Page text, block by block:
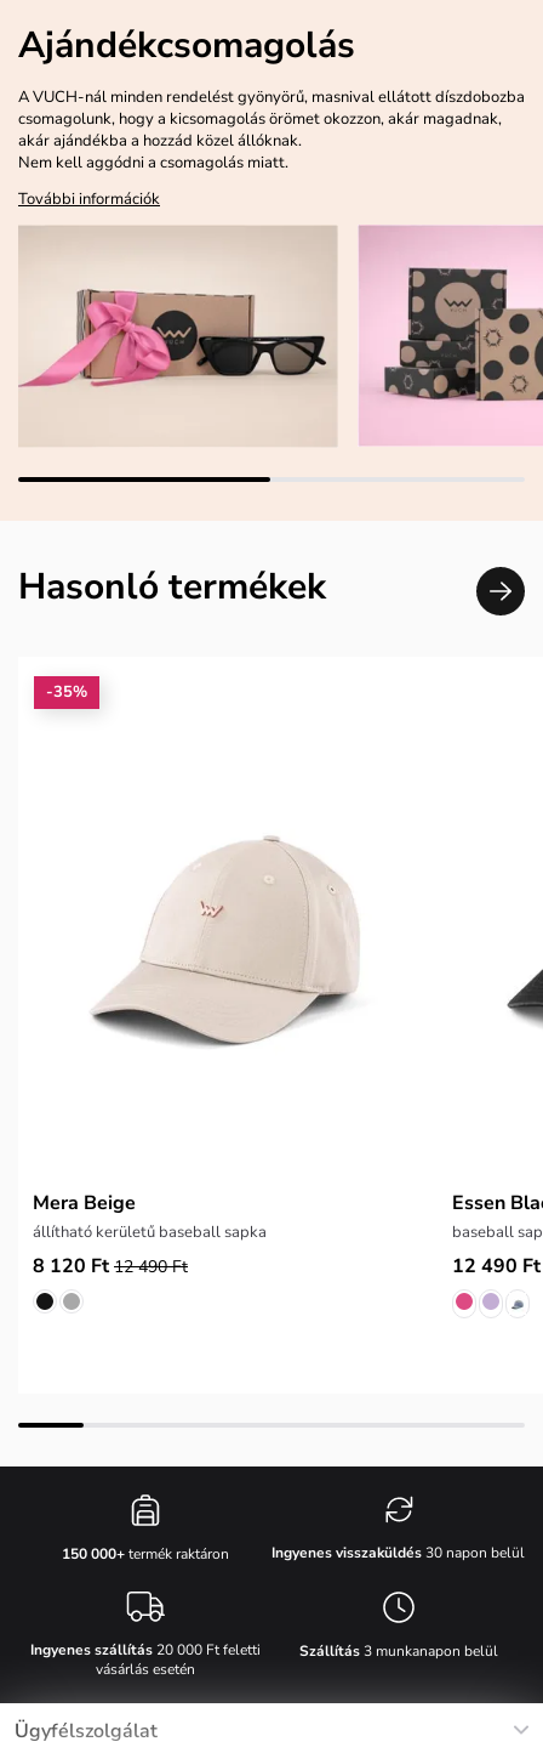
Ajándékcsomagolás
A VUCH-nál minden rendelést gyönyörű, masnival ellátott díszdobozba
csomagolunk, hogy a kicsomagolás örömet okozzon, akár magadnak,
akár ajándékba a hozzád közel állóknak.
Nem kell aggódni a csomagolás miatt.
További információk
Hasonló termékek
-35%
Mera Beige
állítható kerületű baseball sapka
8 120 Ft 12 490 Ft
Essen
baseball
12 490 Ft
150 000+termék raktáron Ingyenes visszaküldés30 napon belül
Ingyenes szállítás20 000 Ft feletti
vásárlás esetén
Szállítás3 munkanapon belül
Ügyfélszolgálat